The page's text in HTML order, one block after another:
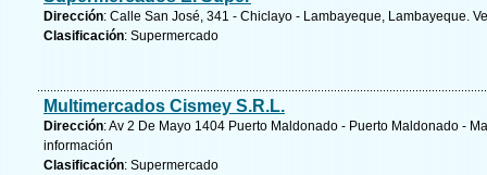
Dirección: Calle San José, 341 - Chiclayo - Lambayeque, Lambayeque.
Clasificación: Supermercado
Multimercados Cismey S.R.L.
Dirección: Av 2 De Mayo 1404 Puerto Maldonado - Puerto Maldonado -
información
Clasificación: Supermercado